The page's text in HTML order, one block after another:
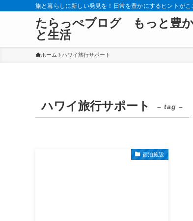
旅と暮らしに新しい発見を！日常を豊かにするヒントが
たらっぺブログ もっと豊
と生活
ホーム ハワイ旅行サポート
ハワイ旅行サポート – tag –
宿泊施設